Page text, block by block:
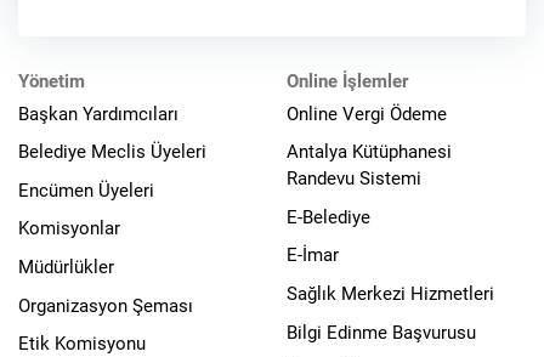
Yönetim
Başkan Yardımcıları
Belediye Meclis Üyeleri
Encümen Üyeleri
Komisyonlar
Müdürlükler
Organizasyon Şeması
Etik Komisyonu
Online İşlemler
Online Vergi Ödeme
Antalya Kütüphanesi
Randevu Sistemi
E-Belediye
E-İmar
Sağlık Merkezi Hizmetleri
Bilgi Edinme Başvurusu